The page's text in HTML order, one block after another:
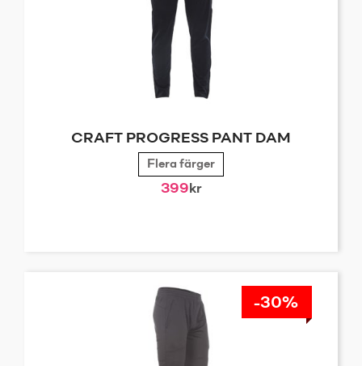
CRAFT PROGRESS PANT DAM
Flera färger
399kr
-30%